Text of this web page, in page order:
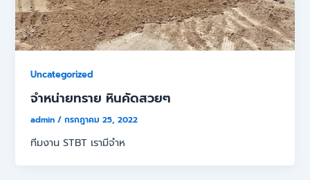
Uncategorized
จำหน่ายทราย หินคัดสวยๆ
admin/กรกฎาคม 25, 2022
ทีมงาน STBT เรามีจำห